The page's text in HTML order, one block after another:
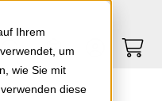
Ihrem
um
wie Sie mit
diese
Springe zum Footer
0